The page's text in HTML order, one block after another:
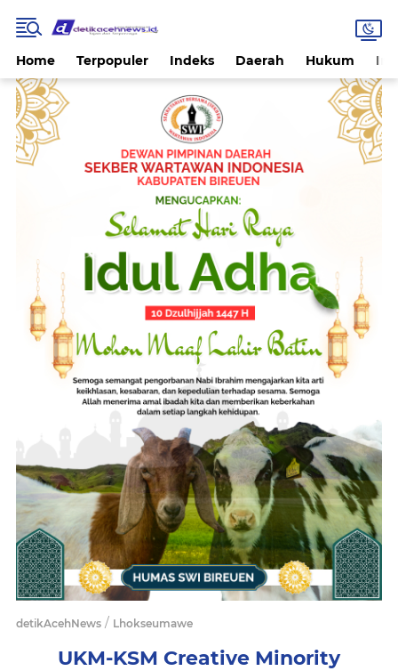
Home Terpopuler Indeks Daerah Hukum
detikAcehNews / Lhokseumawe
UKM-KSM Creative Minority